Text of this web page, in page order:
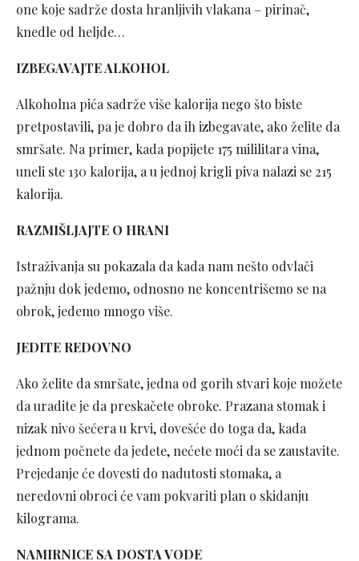
one koje sadrže dosta hranljivih vlakana – pirinač,
knedle od heljde…
IZBEGAVAJTE ALKOHOL
Alkoholna pića sadrže više kalorija nego što biste
pretpostavili, pa je dobro da ih izbegavate, ako želite da
smršate. Na primer, kada popijete 175 mililitara vina,
uneli ste 130 kalorija, a u jednoj krigli piva nalazi se 215
kalorija.
RAZMIŠLJAJTE O HRANI
Istraživanja su pokazala da kada nam nešto odvlači
pažnju dok jedemo, odnosno ne koncentrišemo se na
obrok, jedemo mnogo više.
JEDITE REDOVNO
Ako želite da smršate, jedna od gorih stvari koje možete
da uradite je da preskačete obroke. Prazana stomak i
nizak nivo šećera u krvi, dovešće do toga da, kada
jednom počnete da jedete, nećete moći da se zaustavite.
Prejedanje će dovesti do nadutosti stomaka, a
neredovni obroci će vam pokvariti plan o skidanju
kilograma.
NAMIRNICE SA DOSTA VODE